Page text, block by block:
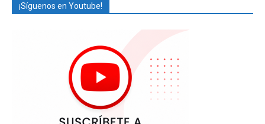
¡Síguenos en Youtube!